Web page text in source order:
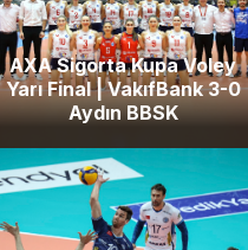
AXA Sigorta Kupa Voley
Yarı Final | VakıfBank 3-0
Aydın BBSK